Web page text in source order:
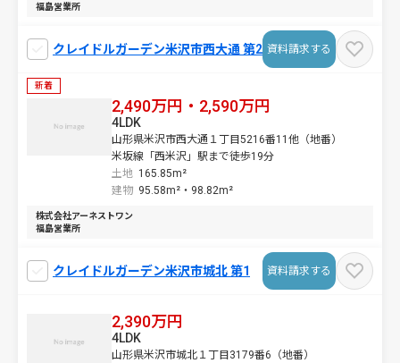
福島営業所
クレイドルガーデン米沢市西大通 第2 資料請求する
新着
2,490万円・2,590万円
山形県米沢市西大通１丁目5216番11他（地番）
米坂線「西米沢」駅まで徒歩19分
土地 165.85m²
4LDK
建物 95.58m²・ 98.82m²
株式会社アーネストワン
福島営業所
クレイドルガーデン米沢市城北 第1 資料請求する
2,390万円
山形県米沢市城北１丁目3179番6（地番）
4LDK